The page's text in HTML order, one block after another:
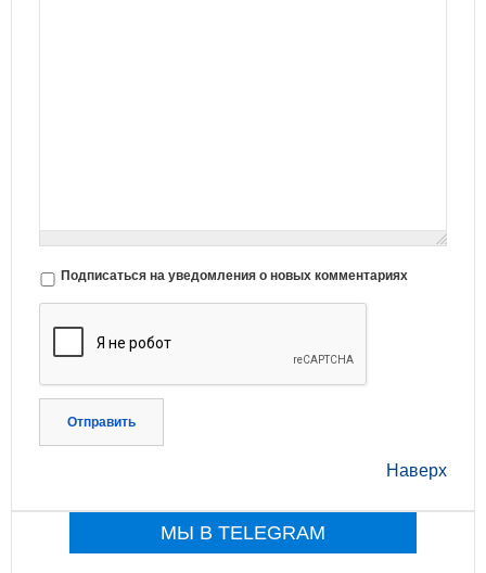
Подписаться на уведомления о новых комментариях
Отправить
Наверх
МЫ В TELEGRAM